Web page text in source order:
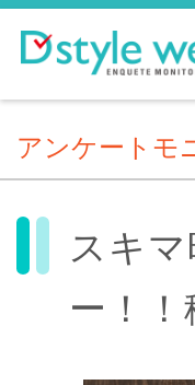
アンケートモ
スキ
ー！